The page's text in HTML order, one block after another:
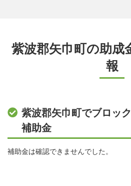
紫波郡矢巾町の助成
報
紫波郡矢巾町でブロッ
補助金
補助金は確認できませんでした。